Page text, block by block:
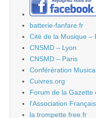
batterie-fanfare.fr
Cité de la Musique –
CNSMD – Lyon
CNSMD – Paris
Conférération
Cuivres.org
Forum de la Gazette
l'Association
la.trompette.free.fr